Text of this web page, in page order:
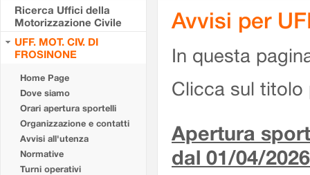
Ricerca Uffici della
Motorizzazione Civile
UFF. MOT. CIV. DI
FROSINONE
Home Page
Dove siamo
Orari apertura sportelli
Organizzazione e contatti
Avvisi all'utenza
Normative
Turni operativi
Avvisi per
In questa
Clicca sul titolo
Apertura
dal 01/04/2026